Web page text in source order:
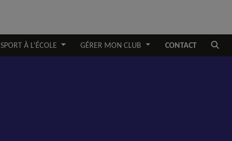
SPORT À L’ÉCOLE GÉRER MON CLUB CONTACT